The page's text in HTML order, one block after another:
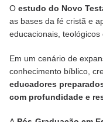
O estudo do Novo
as bases da fé cristã e
educacionais, teológicos
Em um cenário de
conhecimento bíblico,
educadores
com profundidade e